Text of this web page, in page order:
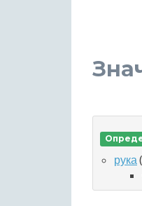
рука